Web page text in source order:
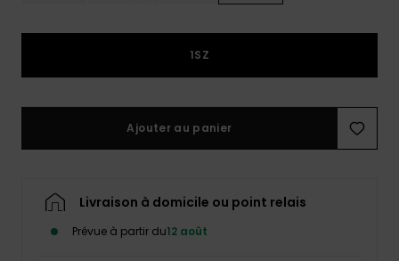
Consulter
la FAQ
1SZ
Ajouter au panier
Livraison à domicile ou point relais
Prévue à partir du12 août